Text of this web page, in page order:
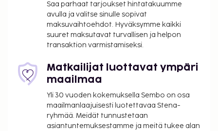
Saa parhaat tarjoukset hintatakuumme
avulla ja valitse sinulle sopivat
maksuvaihtoehdot. Hyväksymme kaikki
suuret maksutavat turvallisen ja helpon
transaktion varmistamiseksi.
Matkailijat luottavat ympäri
maailmaa
Yli 30 vuoden kokemuksella Sembo on osa
maailmanlaajuisesti luotettavaa Stena-
ryhmää. Meidät tunnustetaan
asiantuntemuksestamme ja meitä tukee alan